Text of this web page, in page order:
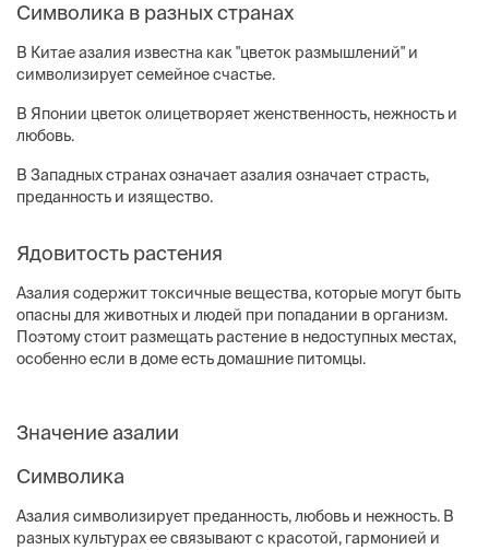
Символика в разных странах
В Китае азалия известна как "цветок размышлений" и
символизирует семейное счастье.
В Японии цветок олицетворяет женственность, нежность и
любовь.
В Западных странах означает азалия означает страсть,
преданность и изящество.
Ядовитость растения
Азалия содержит токсичные вещества, которые могут быть
опасны для животных и людей при попадании в организм.
Поэтому стоит размещать растение в недоступных местах,
особенно если в доме есть домашние питомцы.
Значение азалии
Символика
Азалия символизирует преданность, любовь и нежность. В
разных культурах ее связывают с красотой, гармонией и